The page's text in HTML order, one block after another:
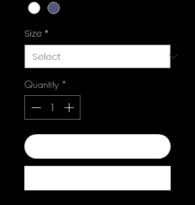
Size *
Quantity *